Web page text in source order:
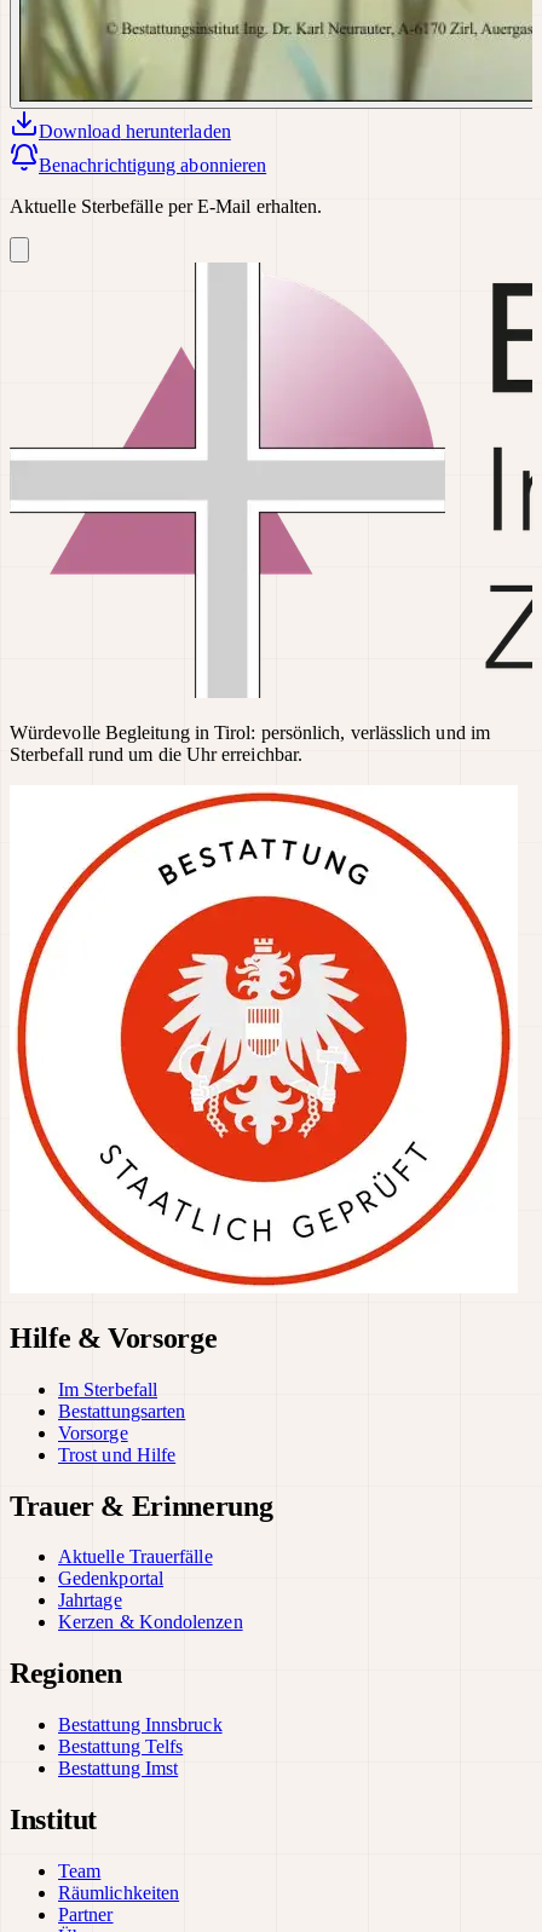
Download herunterladen
Benachrichtigung abonnieren
Aktuelle Sterbefälle per E-Mail erhalten.
Würdevolle Begleitung in Tirol: persönlich, verlässlich und im
Sterbefall rund um die Uhr erreichbar.
Hilfe & Vorsorge
Im Sterbefall
Bestattungsarten
Vorsorge
Trost und Hilfe
Trauer & Erinnerung
Aktuelle Trauerfälle
Gedenkportal
Jahrtage
Kerzen & Kondolenzen
Regionen
Bestattung Innsbruck
Bestattung Telfs
Bestattung Imst
Institut
Team
Räumlichkeiten
Partner